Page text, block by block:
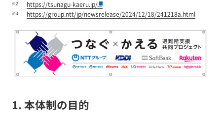
※2 https://tsunagu-kaeru.jp/
※3 https://group.ntt/jp/newsrelease/2024/12/18/241218a.html
1. 本体制の目的